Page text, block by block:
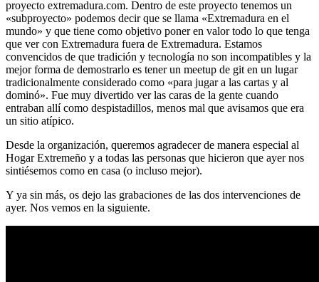
proyecto extremadura.com. Dentro de este proyecto tenemos un
«subproyecto» podemos decir que se llama «Extremadura en el
mundo» y que tiene como objetivo poner en valor todo lo que tenga
que ver con Extremadura fuera de Extremadura. Estamos
convencidos de que tradición y tecnología no son incompatibles y la
mejor forma de demostrarlo es tener un meetup de git en un lugar
tradicionalmente considerado como «para jugar a las cartas y al
dominó». Fue muy divertido ver las caras de la gente cuando
entraban allí como despistadillos, menos mal que avisamos que era
un sitio atípico.
Desde la organización, queremos agradecer de manera especial al
Hogar Extremeño y a todas las personas que hicieron que ayer nos
sintiésemos como en casa (o incluso mejor).
Y ya sin más, os dejo las grabaciones de las dos intervenciones de
ayer. Nos vemos en la siguiente.